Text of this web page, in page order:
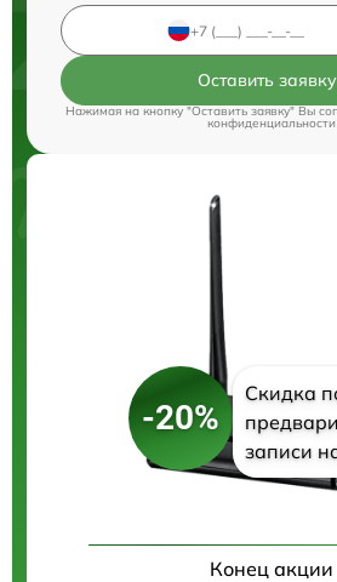
Оставить заявку
Нажимая на кнопку "Оставить заявку" Вы
конфиденциальности
-20%
Скидка
записи
Конец акции